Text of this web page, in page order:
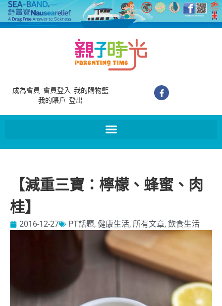
成為會員 會員登入 我的購物籃
我的賬戶 登出
【減重三寶：檸檬、蜂蜜、肉
桂】
2016-12-27 PT話題, 健康生活, 所有文章, 飲食生活